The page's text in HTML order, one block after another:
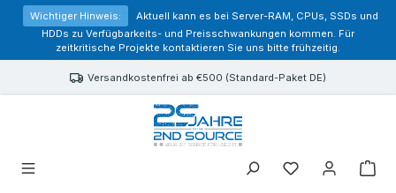
springen
Wichtiger Hinweis:
Aktuell kann es bei Server-RAM, CPUs, SSDs und
HDDs zu Verfügbarkeits- und Preisschwankungen kommen. Für
zeitkritische Projekte kontaktieren Sie uns bitte frühzeitig.
Versandkostenfrei ab €500 (Standard-Paket DE)
Sie haben 0